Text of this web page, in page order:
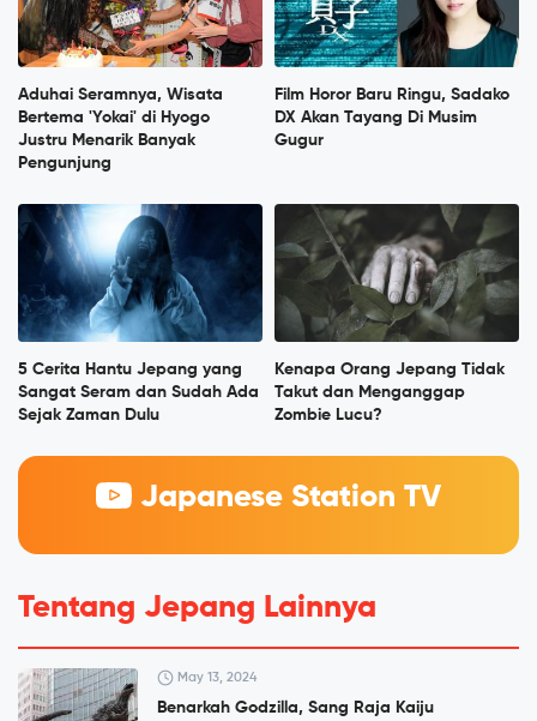
Aduhai Seramnya, Wisata
Bertema 'Yokai' di Hyogo
Justru Menarik Banyak
Pengunjung
Film Horor Baru Ringu, Sadako
DX Akan Tayang Di Musim
Gugur
5 Cerita Hantu Jepang yang
Sangat Seram dan Sudah Ada
Sejak Zaman Dulu
Kenapa Orang Jepang Tidak
Takut dan Menganggap
Zombie Lucu?
Japanese Station TV
Tentang Jepang Lainnya
May 13, 2024
Benarkah Godzilla, Sang Raja Kaiju